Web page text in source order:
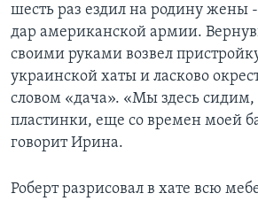
шесть раз ездил на родину жены
дар американской армии.
своими руками возвел
украинской хаты и ласково
словом «дача». «Мы здесь
пластинки, еще со времен моей
говорит Ирина.
Роберт разрисовал в хате всю